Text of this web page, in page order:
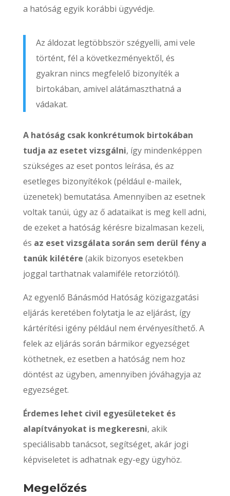
a hatóság egyik korábbi ügyvédje.
Az áldozat legtöbbször szégyelli, ami vele
történt, fél a következményektől, és
gyakran nincs megfelelő bizonyíték a
birtokában, amivel alátámaszthatná a
vádakat.
A hatóság csak konkrétumok birtokában
tudja az esetet vizsgálni, így mindenképpen
szükséges az eset pontos leírása, és az
esetleges bizonyítékok (például e-mailek,
üzenetek) bemutatása. Amennyiben az esetnek
voltak tanúi, úgy az ő adataikat is meg kell adni,
de ezeket a hatóság kérésre bizalmasan kezeli,
és az eset vizsgálata során sem derül fény a
tanúk kilétére (akik bizonyos esetekben
joggal tarthatnak valamiféle retorziótól).
Az egyenlő Bánásmód Hatóság közigazgatási
eljárás keretében folytatja le az eljárást, így
kártérítési igény például nem érvényesíthető. A
felek az eljárás során bármikor egyezséget
köthetnek, ez esetben a hatóság nem hoz
döntést az ügyben, amennyiben jóváhagyja az
egyezséget.
Érdemes lehet civil egyesületeket és
alapítványokat is megkeresni, akik
speciálisabb tanácsot, segítséget, akár jogi
képviseletet is adhatnak egy-egy ügyhöz.
Megelőzés